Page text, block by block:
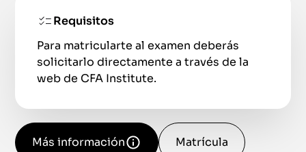
Requisitos
Para matricularte al examen deberás
solicitarlo directamente a través de la
web de CFA Institute.
Más información Matrícula